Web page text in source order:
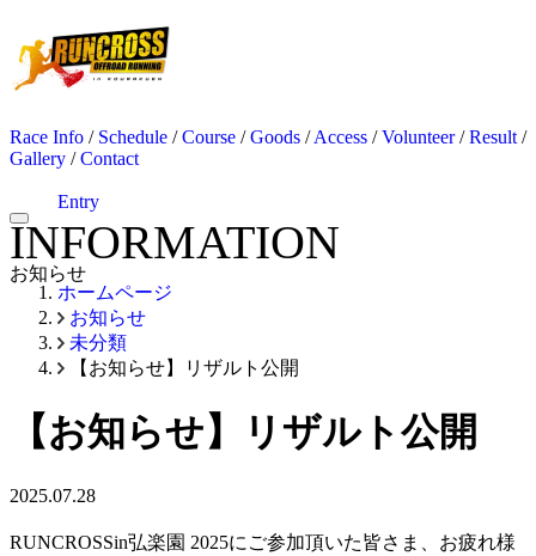
Race Info / Schedule / Course / Goods / Access / Volunteer/ Result /
Gallery / Contact
Entry
お知らせ
INFORMATION
ホームページ
お知らせ
未分類
【お知らせ】リザルト公開
【お知らせ】リザルト公開
2025.07.28
RUNCROSSin弘楽園 2025にご参加頂いた皆さま、お疲れ様